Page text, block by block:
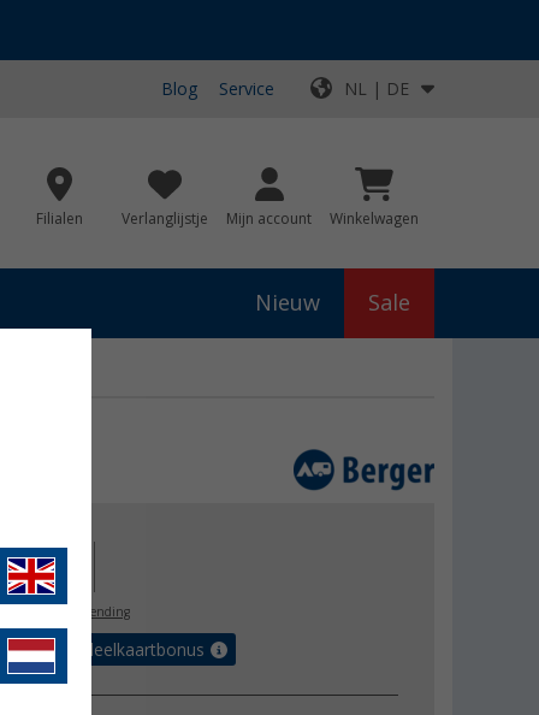
Blog Service NL | DE
Filialen Verlanglijstje Mijn account Winkelwagen
Nieuw Sale
gratis verzending
de voordeelkaartbonus